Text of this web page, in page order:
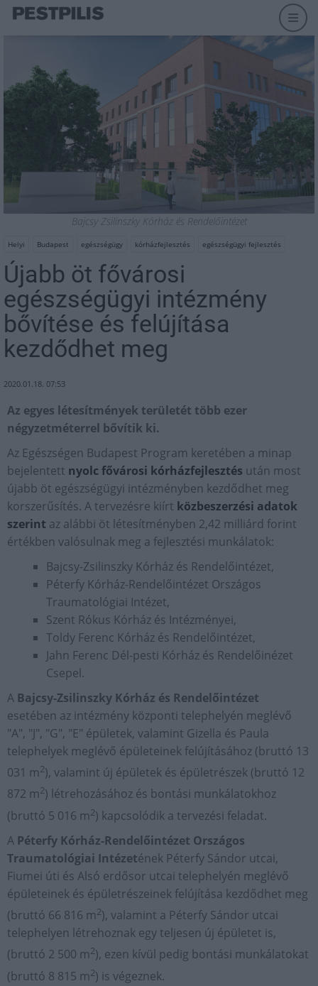
Bajcsy Zsilinszky Kórház és Rendelőintézet
Helyi Budapest egészségügy kórházfejlesztés egészségügyi fejlesztés
Újabb öt fővárosi
egészségügyi intézmény
bővítése és felújítása
kezdődhet meg
2020.01.18. 07:53
Az egyes létesítmények területét több ezer
négyzetméterrel bővítik ki.
Az Egészségen Budapest Program keretében a minap
bejelentett nyolc fővárosi kórházfejlesztés után most
újabb öt egészségügyi intézményben kezdődhet meg
korszerűsítés. A tervezésre kiírt közbeszerzési adatok
szerint az alábbi öt létesítményben 2,42 milliárd forint
értékben valósulnak meg a fejlesztési munkálatok:
Bajcsy-Zsilinszky Kórház és Rendelőintézet,
Péterfy Kórház-Rendelőintézet Országos
Traumatológiai Intézet,
Szent Rókus Kórház és Intézményei,
Toldy Ferenc Kórház és Rendelőintézet,
Jahn Ferenc Dél-pesti Kórház és Rendelőinézet
Csepel.
A Bajcsy-Zsilinszky Kórház és Rendelőintézet
esetében az intézmény központi telephelyén meglévő
"A", "J", "G", "E" épületek, valamint Gizella és Paula
telephelyek meglévő épületeinek felújításához (bruttó 13
031 m2), valamint új épületek és épületrészek (bruttó 12
872 m2) létrehozásához és bontási munkálatokhoz
(bruttó 5 016 m2) kapcsolódik a tervezési feladat.
A Péterfy Kórház-Rendelőintézet Országos
Traumatológiai Intézetének Péterfy Sándor utcai,
Fiumei úti és Alsó erdősor utcai telephelyén meglévő
épületeinek és épületrészeinek felújítása kezdődhet meg
(bruttó 66 816 m2), valamint a Péterfy Sándor utcai
telephelyen létrehoznak egy teljesen új épületet is,
(bruttó 2 500 m2), ezen kívül pedig bontási munkálatokat
(bruttó 8 815 m2) is végeznek.